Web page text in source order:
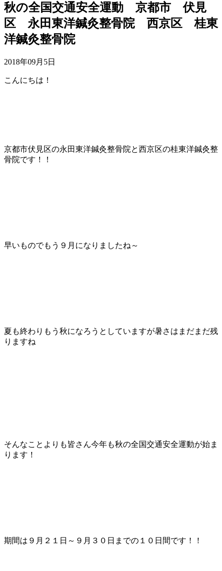
秋の全国交通安全運動 京都市 伏見
区 永田東洋鍼灸整骨院 西京区 桂東
洋鍼灸整骨院
2018年09月5日
こんにちは！
京都市伏見区の永田東洋鍼灸整骨院と西京区の桂東洋鍼灸整
骨院です！！
早いものでもう９月になりましたね～
夏も終わりもう秋になろうとしていますが暑さはまだまだ残
りますね
そんなことよりも皆さん今年も秋の全国交通安全運動が始ま
ります！
期間は９月２１日～９月３０日までの１０日間です！！